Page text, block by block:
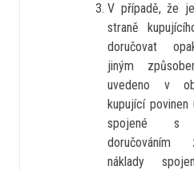
V případě, že
straně
doručovat
jiným
uvedeno v
kupující povinen
spojené s
doručováním
náklady